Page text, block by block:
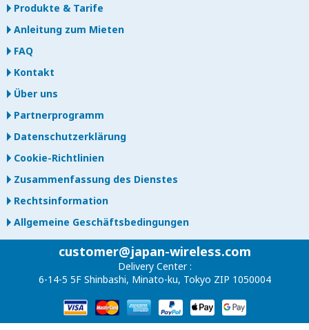
Produkte & Tarife
Anleitung zum Mieten
FAQ
Kontakt
Über uns
Partnerprogramm
Datenschutzerklärung
Cookie-Richtlinien
Zusammenfassung des Dienstes
Rechtsinformation
Allgemeine Geschäftsbedingungen
customer@japan-wireless.com
Delivery Center :
6-14-5 5F Shinbashi, Minato-ku, Tokyo ZIP 1050004